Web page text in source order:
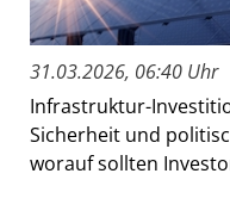
31.03.2026, 06:40 Uhr
Infrastruktur-
Sicherheit und
worauf sollten